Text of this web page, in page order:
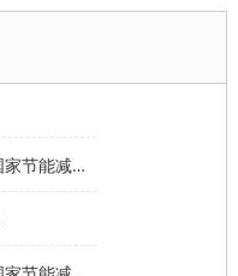
从 “能耗双控” 到 “碳排放双控”：国家节能减排顶层设计全解读